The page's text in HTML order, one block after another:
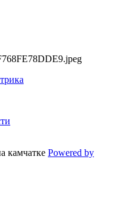
камчатке Powered by